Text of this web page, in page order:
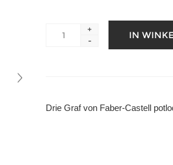
+
-
Drie Graf von Faber-Castell